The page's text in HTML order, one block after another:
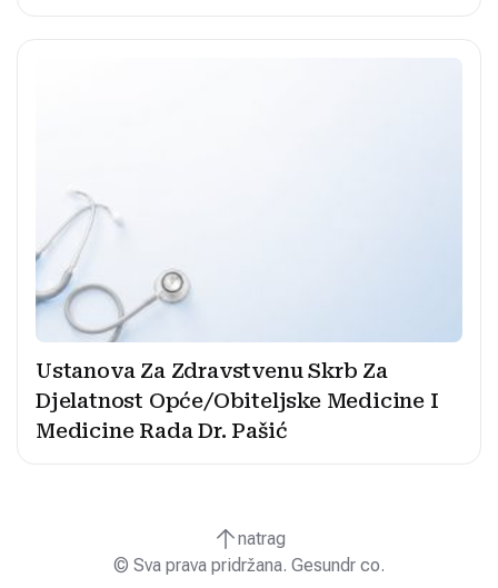
Ustanova Za Zdravstvenu Skrb Za
Djelatnost Opće/Obiteljske Medicine I
Medicine Rada Dr. Pašić
natrag
© Sva prava pridržana. Gesundr co.